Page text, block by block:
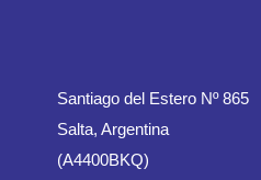
Santiago del Estero Nº 865
Salta, Argentina
(A4400BKQ)